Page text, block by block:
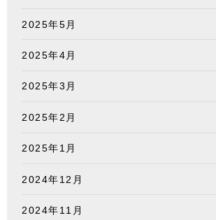
2025年5月
2025年4月
2025年3月
2025年2月
2025年1月
2024年12月
2024年11月